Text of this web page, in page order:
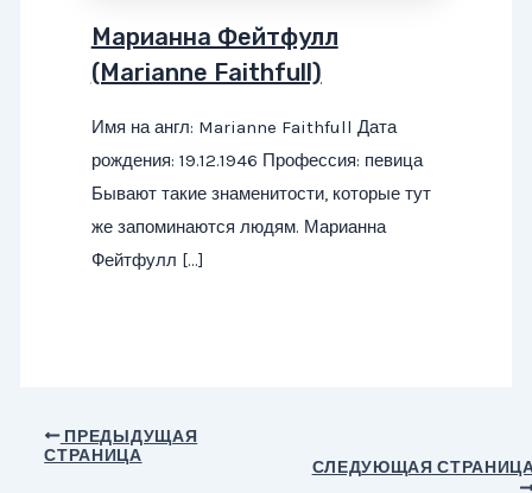
Марианна Фейтфулл
(Marianne Faithfull)
Имя на англ: Marianne Faithfull Дата
рождения: 19.12.1946 Профессия: певица
Бывают такие знаменитости, которые тут
же запоминаются людям. Марианна
Фейтфулл […]
Навигация
ПРЕДЫДУЩАЯ
СТРАНИЦА
СЛЕДУЮЩАЯ